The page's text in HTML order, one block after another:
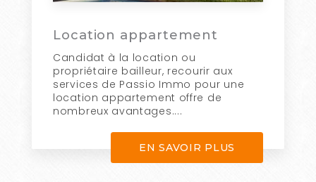
Location appartement
Candidat à la location ou
propriétaire bailleur, recourir aux
services de Passio Immo pour une
location appartement offre de
nombreux avantages....
EN SAVOIR PLUS